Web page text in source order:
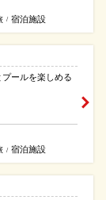
/ 宿泊施設
ールを楽しめる
/ 宿泊施設